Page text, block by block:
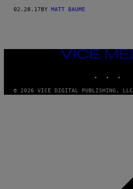
02.28.17BY MATT BAUME
VICE
MEDIA
© 2026 VICE DIGITAL PUBLISHING, LLC